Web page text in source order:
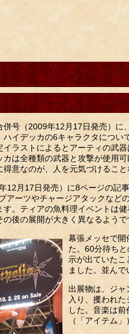
号（2009年12月17日発売）
イデッカの6キャラクタにつ
ラストによるとアーティの武
は全種類の武器と攻撃が使用
得意なのが、人を元気づけるこ
12月17日発売）に8ページの記
アーツやチャージアタックな
。ティアの魚料理イベントは
後の展開が大きく異なるようで
幕張メッセで開
た。60分待ち
示が出ていたこ
ました。並ん
出展物は、ジ
入り、攫われ
した。音楽は
（「アイテム